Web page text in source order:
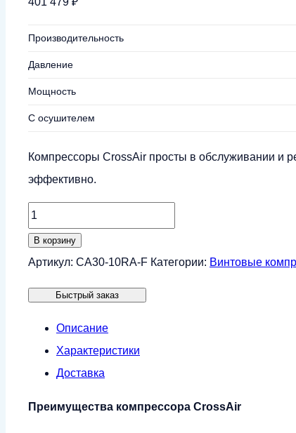
Производительность
Давление
Мощность
С осушителем
Компрессоры CrossAir просты в обслуживании и
эффективно.
Количество
товара
Винтовой
CrossAir
CA30-
10RA-
В корзину
Артикул: CA30-10RA-F Категории: Винтовые
Быстрый заказ
Описание
Характеристики
Доставка
Преимущества компрессора CrossAir